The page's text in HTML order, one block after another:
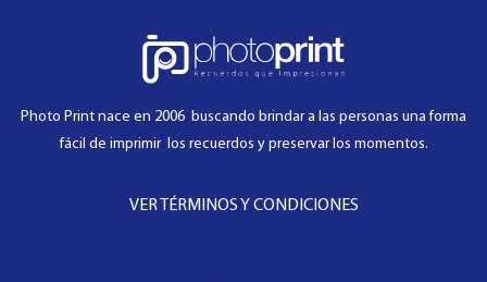
Photo Print nace en 2006 buscando brindar a las personas una forma
fácil de imprimir los recuerdos y preservar los momentos.
VER TÉRMINOS Y CONDICIONES